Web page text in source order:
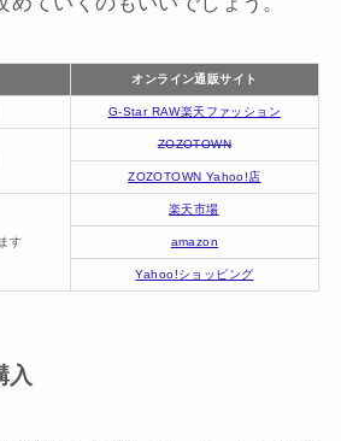
オンライン通販サイト
G-Star RAW楽天ファッション
ZOZOTOWN
ZOZOTOWN Yahoo!店
す
楽天市場
amazon
Yahoo!ショッピング
入